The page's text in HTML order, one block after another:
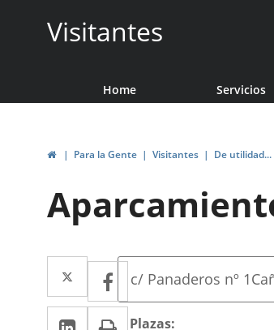
Valladolid
Visitantes
Home Servicios
HomePara la Gente Visitantes De utilidad...
Twitter
Enlace
a
Facebook
Enlace
a
Linkedin
EnlacePrint
Dirección
Postal
address
c/ Panaderos nº 1
Descripción
Plazas: